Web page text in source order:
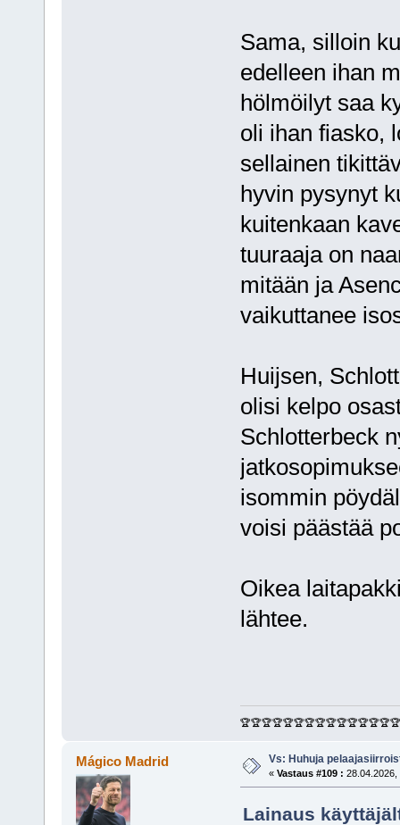
Sama, silloin
edelleen ihan
hölmöilyt saa
oli ihan fiasko,
sellainen
hyvin pysynyt
kuitenkaan
tuuraaja on
mitään ja
vaikuttanee
Huijsen,
olisi kelpo
Schlotterbeck
isommin
voisi päästää
Oikea
lähtee.
🏆🏆🏆🏆🏆🏆🏆🏆🏆🏆🏆🏆🏆🏆🏆
Mágico Madrid Vs: Huhuja
« Vastaus #109 : 28.04.2026,
Lainaus